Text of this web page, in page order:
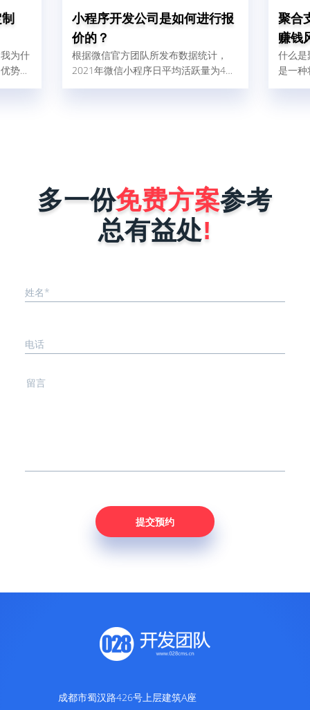
为什
势：
一个
小程序开发公司是如何进行报
价的？
根据微信官方团队所发布数据统计，
2021年微信小程序日平均活跃量为4、
5亿人，这比2020年增加了32%，由此
进行报价时，完全是按照企业小程序需
求来决定，具体报价影响因素有以下这
几点。1、小程序的功能确定不同行
聚合
赚钱
什么
是一
的支
多一份免费方案参考
总有益处!
姓名*
电话
成都市蜀汉路426号上层建筑A座